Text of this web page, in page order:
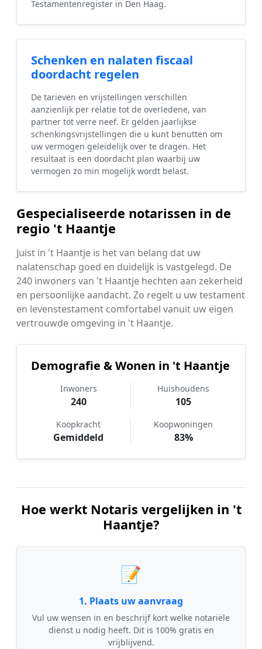
Testamentenregister in Den Haag.
Schenken en nalaten fiscaal
doordacht regelen
De tarieven en vrijstellingen verschillen
aanzienlijk per relatie tot de overledene, van
partner tot verre neef. Er gelden jaarlijkse
schenkingsvrijstellingen die u kunt benutten om
uw vermogen geleidelijk over te dragen. Het
resultaat is een doordacht plan waarbij uw
vermogen zo min mogelijk wordt belast.
Gespecialiseerde notarissen in de
regio 't Haantje
Juist in 't Haantje is het van belang dat uw
nalatenschap goed en duidelijk is vastgelegd. De
240 inwoners van 't Haantje hechten aan zekerheid
en persoonlijke aandacht. Zo regelt u uw testament
en levenstestament comfortabel vanuit uw eigen
vertrouwde omgeving in 't Haantje.
Demografie & Wonen in 't Haantje
Inwoners
240
Huishoudens
105
Koopkracht
Gemiddeld
Koopwoningen
83%
Hoe werkt Notaris vergelijken in 't
Haantje?
📝
1. Plaats uw aanvraag
Vul uw wensen in en beschrijf kort welke notariële
dienst u nodig heeft. Dit is 100% gratis en
vrijblijvend.